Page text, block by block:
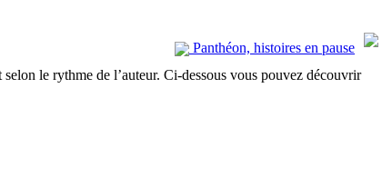
Panthéon, histoires en pause
le rythme de l’auteur. Ci-dessous vous pouvez découvrir